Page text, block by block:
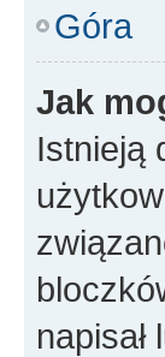
Góra
Jak
Istnieją